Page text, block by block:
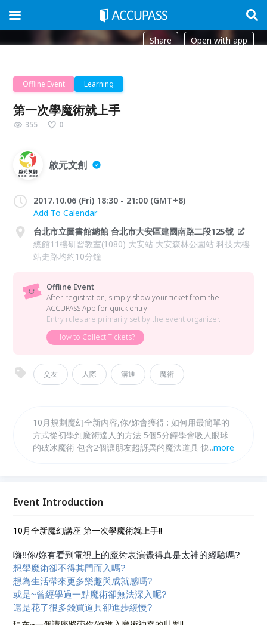
Share Open with app
Offline Event Learning
第一次學魔術就上手
355 0
啟元文創
2017.10.06 (Fri) 18:30 - 21:00 (GMT+8)
Add To Calendar
台北市立圖書館總館 台北市大安區建國南路二段125號
總館11樓研習教室(1080) 大安站 大安森林公園站 科技大樓
站走路均約10分鐘
Offline Event
After registration, simply show your ticket from the
ACCUPASS App for quick entry.
Entry rules are primarily set by the event organizer.
How to Collect Tickets?
交友 人際 溝通 魔術
10月規劃魔幻全新內容,你/妳會獲得 : 如何用最簡單的
方式從初學到魔術達人的方法 5個5分鐘學會吸人眼球
的破冰魔術 包含2個讓朋友超訝異的魔法道具 快速上
...more
Event Introduction
10月全新魔幻講座 第一次學魔術就上手!!
嗨!!你/妳有看到電視上的魔術表演覺得真是太神的經驗嗎?
想學魔術卻不得其門而入嗎?
想為生活帶來更多樂趣與成就感嗎?
或是~曾經學過一點魔術卻無法深入呢?
還是花了很多錢買道具卻進步緩慢?